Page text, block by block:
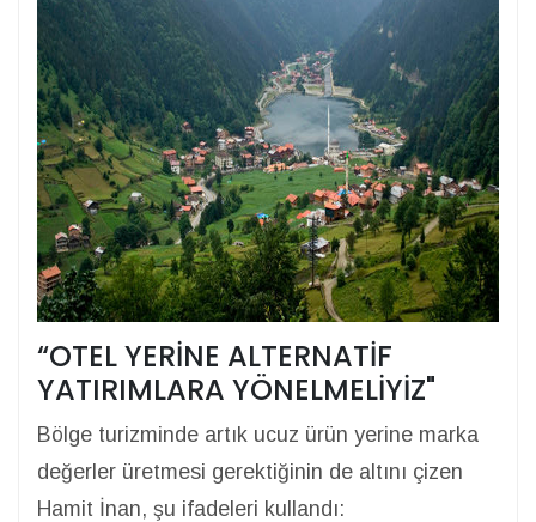
“OTEL YERİNE ALTERNATİF
YATIRIMLARA YÖNELMELİYİZ"
Bölge turizminde artık ucuz ürün yerine marka
değerler üretmesi gerektiğinin de altını çizen
Hamit İnan, şu ifadeleri kullandı: